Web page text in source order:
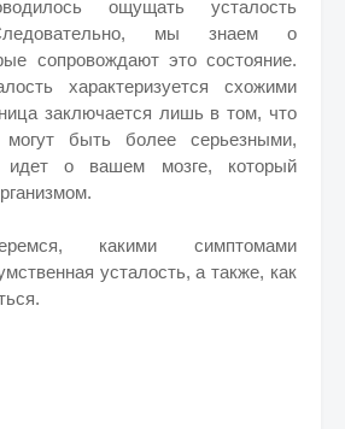
ощущать усталость
мы знаем о
сопровождают это состояние.
характеризуется схожими
заключается лишь в том, что
могут быть более серьезными,
идет о вашем мозге, который
какими симптомами
усталость, а также, как